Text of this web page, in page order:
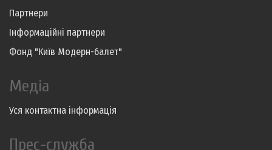
Партнери
Інформаційні партнери
Фонд "Київ Модерн-балет"
Медіа
Уся контактна інформація
Прес-служба